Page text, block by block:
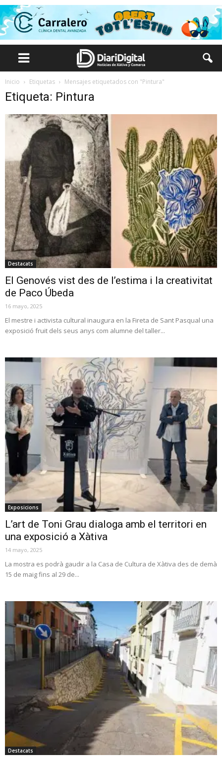
Inicio Etiquetas Mensajes etiquetados con "Pintura"
Etiqueta: Pintura
Destacats
El Genovés vist des de l’estima i la creativitat
de Paco Úbeda
16 mayo, 2025
El mestre i activista cultural inaugura en la Fireta de Sant Pasqual una
exposició fruit dels seus anys com alumne del taller...
Exposicions
L’art de Toni Grau dialoga amb el territori en
una exposició a Xàtiva
14 mayo, 2025
La mostra es podrà gaudir a la Casa de Cultura de Xàtiva des de demà
15 de maig fins al 29 de...
Destacats